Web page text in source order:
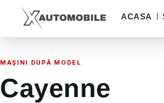
ACASA
MAȘINI DUPĂ MODEL
Cayenne